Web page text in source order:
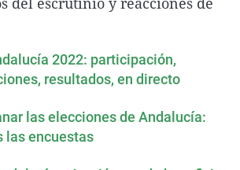
La rosa de los vientos
Como el perro y el
Caso
Equipo de
Extremadura
La Rioja
País Vasco
Virales
Elecciones
2022: participación,
resultados, en directo
las elecciones de Andalucía:
las encuestas